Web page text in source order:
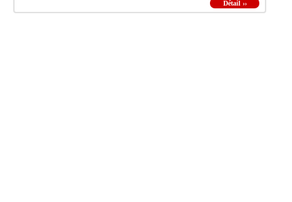
Détail ››